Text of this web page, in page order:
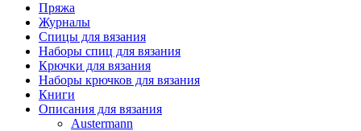
Пряжа
Журналы
Спицы для вязания
Наборы спиц для вязания
Крючки для вязания
Наборы крючков для вязания
Книги
Описания для вязания
Austermann